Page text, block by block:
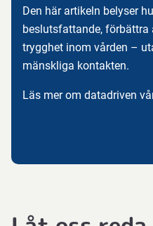
Den här artikeln belyser
beslutsfattande, förbättra
trygghet inom vården –
mänskliga kontakten.
Läs mer om datadriven